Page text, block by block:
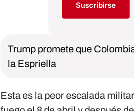
Suscribirse
Trump promete que
la Espriella
Esta es la peor escalada